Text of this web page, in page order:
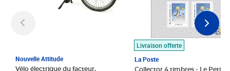
Nouvelle Attitude
Vélo électrique du facteur,
Livraison offerte
La Poste
Collector 4 timbres - Le Petit